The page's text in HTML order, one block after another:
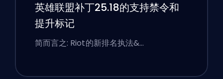
英雄联盟补丁25.18的支持禁令和
提升标记
简而言之: Riot的新排名执法&…